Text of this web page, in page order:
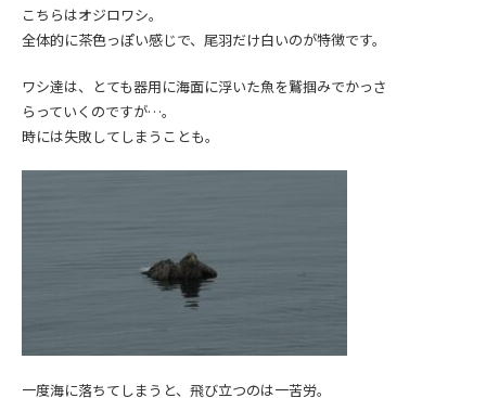
こちらはオジロワシ。
全体的に茶色っぽい感じで、尾羽だけ白いのが特徴です。
ワシ達は、とても器用に海面に浮いた魚を鷲掴みでかっさ
らっていくのですが…。
時には失敗してしまうことも。
一度海に落ちてしまうと、飛び立つのは一苦労。